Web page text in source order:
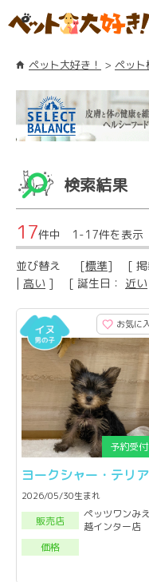
ペット大好き！ ペット
検索結果
17件中 1-17件を表示
並び替え [標準] [ 掲
| 高い ] [ 誕生日： 近い
お気に
ヨークシャー・テリア
2026/05/30生まれ
販売店
ペッツワンみ
越インター店
価格